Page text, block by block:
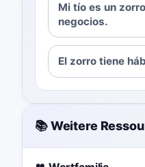
Mi tío es un
negocios.
El zorro tiene
📚 Weitere